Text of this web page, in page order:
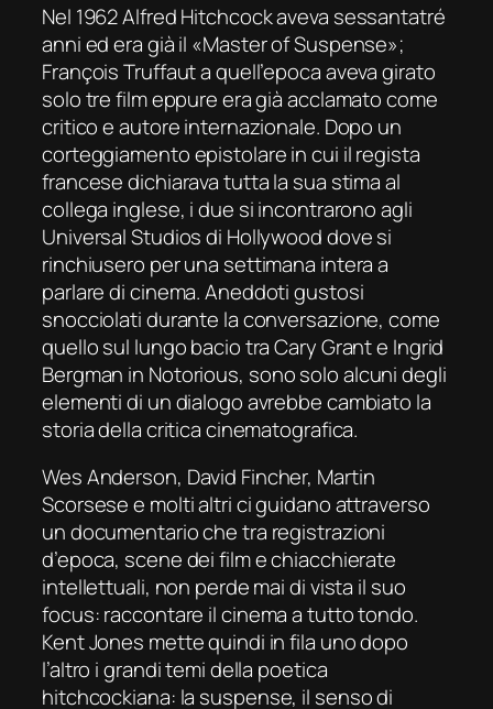
Nel 1962 Alfred Hitchcock aveva sessantatré
anni ed era già il «Master of Suspense»;
François Truffaut a quell’epoca aveva girato
solo tre film eppure era già acclamato come
critico e autore internazionale. Dopo un
corteggiamento epistolare in cui il regista
francese dichiarava tutta la sua stima al
collega inglese, i due si incontrarono agli
Universal Studios di Hollywood dove si
rinchiusero per una settimana intera a
parlare di cinema. Aneddoti gustosi
snocciolati durante la conversazione, come
quello sul lungo bacio tra Cary Grant e Ingrid
Bergman in Notorious, sono solo alcuni degli
elementi di un dialogo avrebbe cambiato la
storia della critica cinematografica.
Wes Anderson, David Fincher, Martin
Scorsese e molti altri ci guidano attraverso
un documentario che tra registrazioni
d’epoca, scene dei film e chiacchierate
intellettuali, non perde mai di vista il suo
focus: raccontare il cinema a tutto tondo.
Kent Jones mette quindi in fila uno dopo
l’altro i grandi temi della poetica
hitchcockiana: la suspense, il senso di